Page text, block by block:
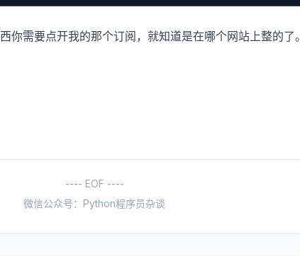
你需要点开我的那个订阅，就知道是在哪个网站上整的了。
---- EOF ----
微信公众号：Python程序员杂谈